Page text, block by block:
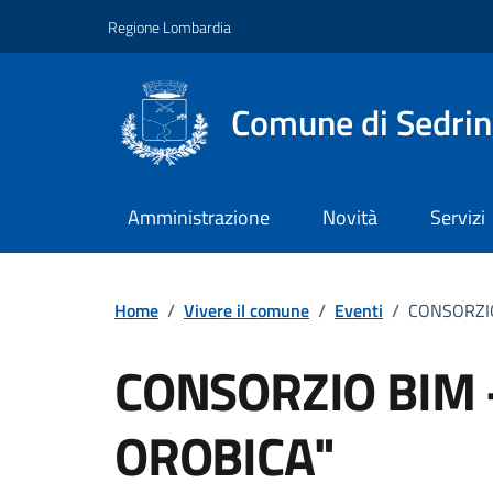
Regione Lombardia
Comune di
Amministrazione Novità Servizi
Home / Vivere il comune / Eventi /
CONSORZIO
OROBICA"